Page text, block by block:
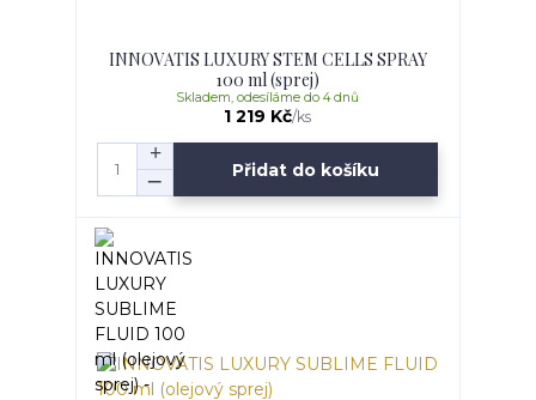
INNOVATIS LUXURY STEM CELLS SPRAY
100 ml (sprej)
1 219 Kč/ks
Skladem, odesíláme do 4 dnů
Přidat do košíku